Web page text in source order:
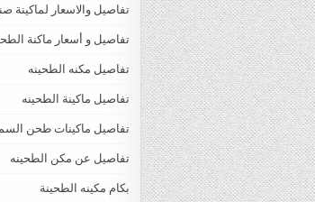
تفاصيل والاسعار
تفاصيل و أسعار ماكنة
تفاصيل مكنه الطحينه
تفاصيل ماكينة الطحينه
تفاصيل ماكينات طحن
تفاصيل عن مكن الطحينه
بكام مكينه الطحينة